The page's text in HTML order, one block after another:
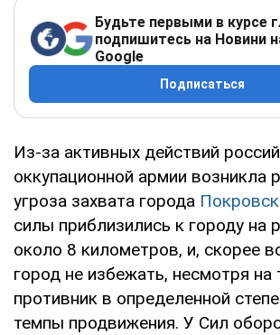
Будьте первыми в курсе
подпишитесь на Новини
Google
Подписаться
Из-за активных действий
оккупационной армии возникла
угроза захвата города
силы приблизились к городу на
около 8 километров, и, скорее
город не избежать, несмотря на
противник в определенной
темпы продвижения. У Сил